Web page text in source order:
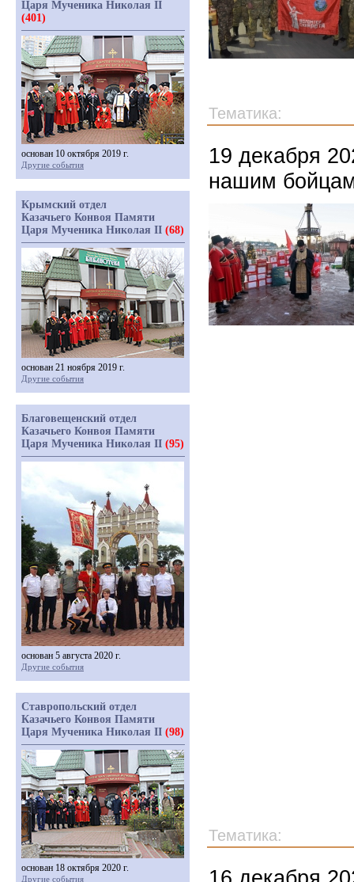
Тематика:
19 декабря
нашим
Тематика:
Царя Мученика Николая II
(401)
основан 10 октября 2019 г.
Другие события
Крымский отдел
Казачьего Конвоя Памяти
Царя Мученика Николая II (68)
основан 21 ноября 2019 г.
Другие события
Благовещенский отдел
Казачьего Конвоя Памяти
Царя Мученика Николая II (95)
основан 5 августа 2020 г.
Другие события
Ставропольский отдел
Казачьего Конвоя Памяти
Царя Мученика Николая II (98)
основан 18 октября 2020 г.
Другие события